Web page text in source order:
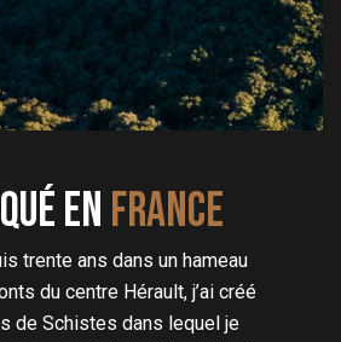
en FRANCE
trente ans dans un hameau
du centre Hérault, j’ai créé
de Schistes dans lequel je